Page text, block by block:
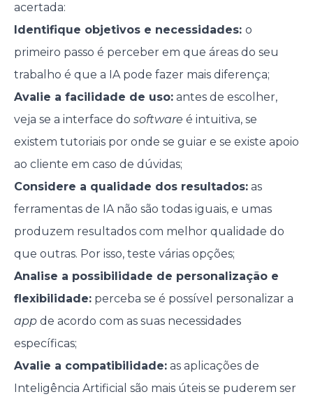
acertada:
Identifique objetivos e necessidades: o
primeiro passo é perceber em que áreas do seu
trabalho é que a IA pode fazer mais diferença;
Avalie a facilidade de uso:antes de escolher,
veja se a interface do software é intuitiva, se
existem tutoriais por onde se guiar e se existe apoio
ao cliente em caso de dúvidas;
Considere a qualidade dos resultados:as
ferramentas de IA não são todas iguais, e umas
produzem resultados com melhor qualidade do
que outras. Por isso, teste várias opções;
Analise a possibilidade de personalização e
flexibilidade:perceba se é possível personalizar a
appde acordo com as suas necessidades
específicas;
Avalie a compatibilidade:as aplicações de
Inteligência Artificial são mais úteis se puderem ser